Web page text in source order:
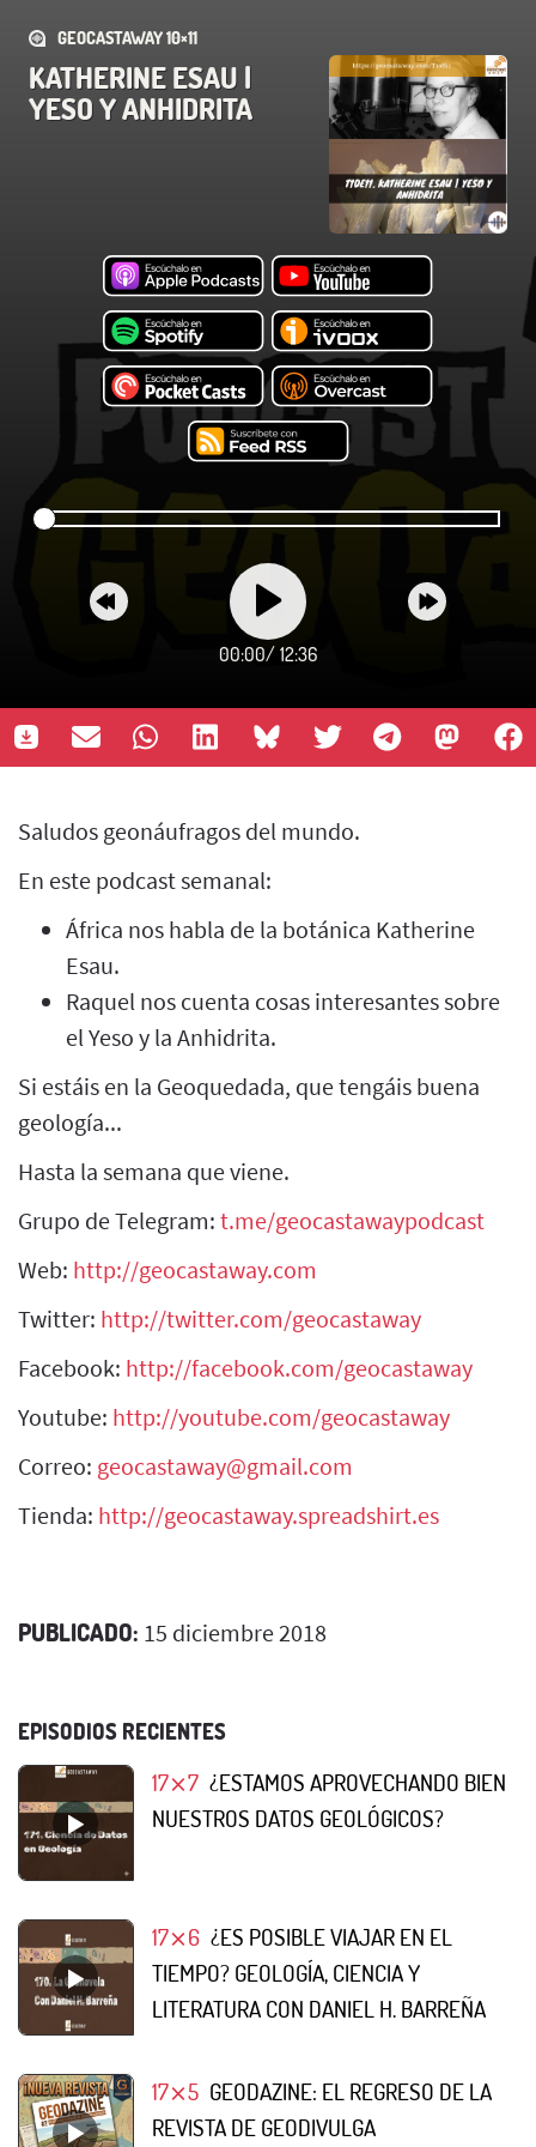
GEOCASTAWAY 10×11
KATHERINE ESAU |
YESO Y ANHIDRITA
00:00/ 12:36
Saludos geonáufragos del mundo.
En este podcast semanal:
África nos habla de la botánica Katherine
Esau.
Raquel nos cuenta cosas interesantes sobre
el Yeso y la Anhidrita.
Si estáis en la Geoquedada, que tengáis buena
geología...
Hasta la semana que viene.
Grupo de Telegram: t.me/geocastawaypodcast
Web: http://geocastaway.com
Twitter: http://twitter.com/geocastaway
Facebook: http://facebook.com/geocastaway
Youtube: http://youtube.com/geocastaway
Correo: geocastaway@gmail.com
Tienda: http://geocastaway.spreadshirt.es
PUBLICADO: 15 diciembre 2018
EPISODIOS RECIENTES
17⨯7 ¿ESTAMOS APROVECHANDO BIEN
NUESTROS DATOS GEOLÓGICOS?
17⨯6 ¿ES POSIBLE VIAJAR EN EL
TIEMPO? GEOLOGÍA, CIENCIA Y
LITERATURA CON DANIEL H. BARREÑA
17⨯5 GEODAZINE: EL REGRESO DE LA
REVISTA DE GEODIVULGA